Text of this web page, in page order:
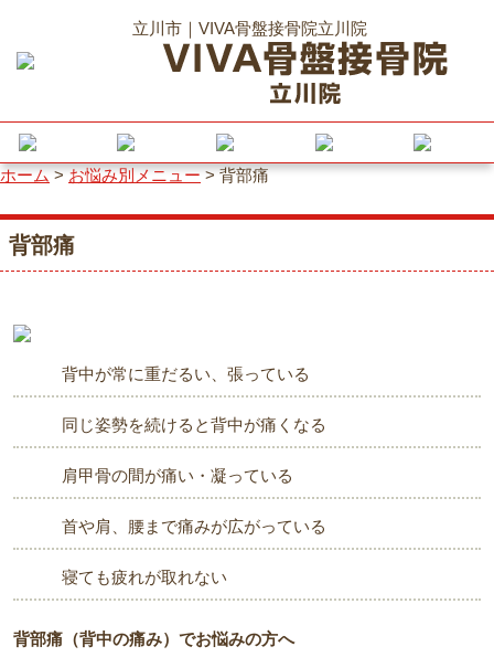
立川市｜VIVA骨盤接骨院立川院
ホーム>お悩み別メニュー>背部痛
背部痛
背中が常に重だるい、張っている
同じ姿勢を続けると背中が痛くなる
肩甲骨の間が痛い・凝っている
首や肩、腰まで痛みが広がっている
寝ても疲れが取れない
背部痛（背中の痛み）でお悩みの方へ